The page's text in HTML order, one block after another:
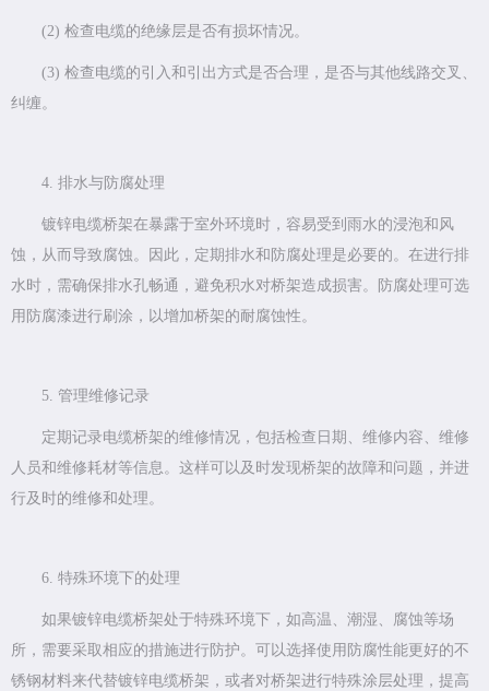
(2) 检查电缆的绝缘层是否有损坏情况。
(3) 检查电缆的引入和引出方式是否合理，是否与其他线路交叉、
纠缠。
4. 排水与防腐处理
镀锌电缆桥架在暴露于室外环境时，容易受到雨水的浸泡和风
蚀，从而导致腐蚀。因此，定期排水和防腐处理是必要的。在进行排
水时，需确保排水孔畅通，避免积水对桥架造成损害。防腐处理可选
用防腐漆进行刷涂，以增加桥架的耐腐蚀性。
5. 管理维修记录
定期记录电缆桥架的维修情况，包括检查日期、维修内容、维修
人员和维修耗材等信息。这样可以及时发现桥架的故障和问题，并进
行及时的维修和处理。
6. 特殊环境下的处理
如果镀锌电缆桥架处于特殊环境下，如高温、潮湿、腐蚀等场
所，需要采取相应的措施进行防护。可以选择使用防腐性能更好的不
锈钢材料来代替镀锌电缆桥架，或者对桥架进行特殊涂层处理，提高